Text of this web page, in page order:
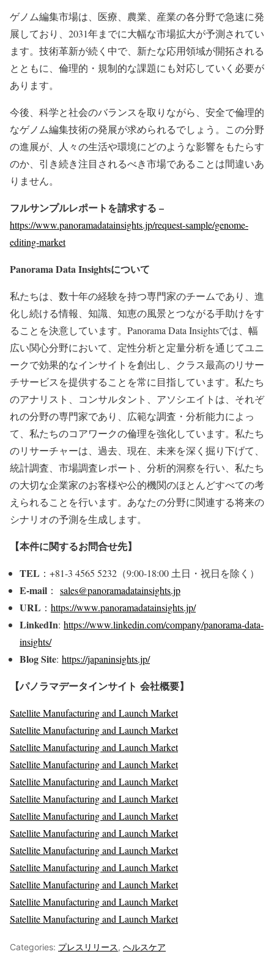
ゲノム編集市場は、医療、農業、産業の各分野で急速に発
展しており、2031年までに大幅な市場拡大が予測されてい
ます。技術革新が続く中で、新たな応用領域が開拓される
とともに、倫理的・規制的な課題にも対応していく必要が
あります。
今後、科学と社会のバランスを取りながら、安全で倫理的
なゲノム編集技術の発展が求められるでしょう。この分野
の進展が、人々の生活や環境にどのような影響をもたらす
のか、引き続き注目されるべき市場であることは間違いあ
りません。
フルサンプルレポートを請求する –
https://www.panoramadatainsights.jp/request-sample/genome-
editing-market
Panorama Data Insightsについて
私たちは、数十年の経験を持つ専門家のチームであり、進
化し続ける情報、知識、知恵の風景とつながる手助けをす
ることを決意しています。Panorama Data Insightsでは、幅
広い関心分野において、定性分析と定量分析を通じてユニ
ークで効果的なインサイトを創出し、クラス最高のリサー
チサービスを提供することを常に目指しています。私たち
のアナリスト、コンサルタント、アソシエイトは、それぞ
れの分野の専門家であり、広範な調査・分析能力によっ
て、私たちのコアワークの倫理を強化しています。私たち
のリサーチャーは、過去、現在、未来を深く掘り下げて、
統計調査、市場調査レポート、分析的洞察を行い、私たち
の大切な企業家のお客様や公的機関のほとんどすべての考
えられることを行います。あなたの分野に関連する将来の
シナリオの予測を生成します。
【本件に関するお問合せ先】
TEL ：+81-3 4565 5232（9:00-18:00 土日・祝日を除く）
E-mail ： sales@panoramadatainsights.jp
URL ： https://www.panoramadatainsights.jp/
LinkedIn: https://www.linkedin.com/company/panorama-data-
insights/
Blog Site: https://japaninsights.jp/
【パノラマデータインサイト 会社概要】
Satellite Manufacturing and Launch Market
Satellite Manufacturing and Launch Market
Satellite Manufacturing and Launch Market
Satellite Manufacturing and Launch Market
Satellite Manufacturing and Launch Market
Satellite Manufacturing and Launch Market
Satellite Manufacturing and Launch Market
Satellite Manufacturing and Launch Market
Satellite Manufacturing and Launch Market
Satellite Manufacturing and Launch Market
Satellite Manufacturing and Launch Market
Satellite Manufacturing and Launch Market
Satellite Manufacturing and Launch Market
Categories: プレスリリース, ヘルスケア